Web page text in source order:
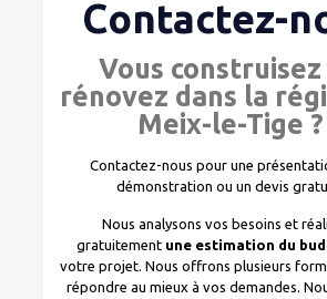
Contactez-
Vous construisez
rénovez dans la
Meix-le-Tige ?
Contactez-nous pour une
démonstration ou un devis
Nous analysons vos besoins et
gratuitement une estimation du
votre projet. Nous offrons plusieurs
répondre au mieux à vos demandes.